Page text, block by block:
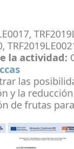
la actividad:
las
y la
de frutas